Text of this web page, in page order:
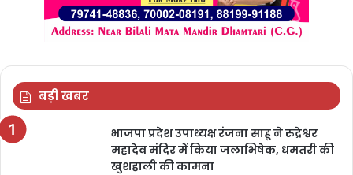
बड़ी खबर
भाजपा प्रदेश उपाध्यक्ष रंजना साहू ने रुद्रेश्वर
महादेव मंदिर में किया जलाभिषेक, धमतरी की
खुशहाली की कामना